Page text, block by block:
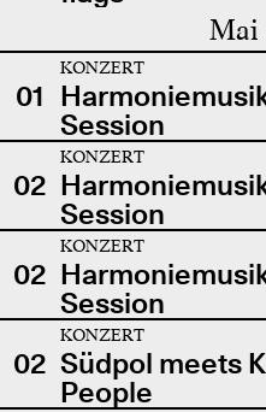
Mai
01
KONZERT
Session
02
KONZERT
Session
02
KONZERT
Session
02
KONZERT
Südpol meets
People